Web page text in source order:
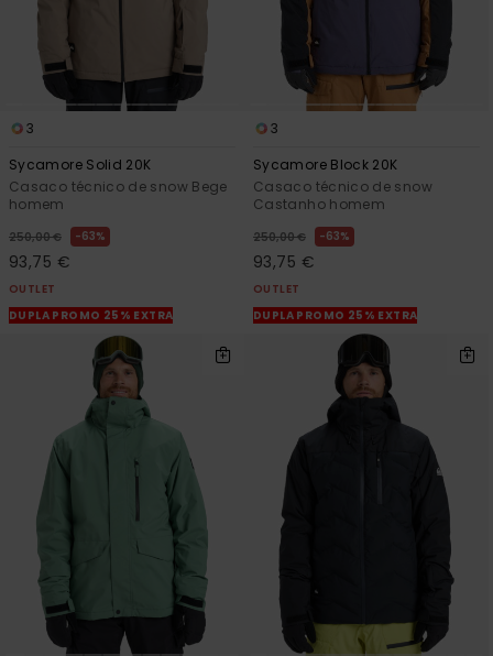
3
Sycamore Solid 20K
Casaco técnico de snow Bege
homem
250,00 € 63%
93,75 €
OUTLET
DUPLA PROMO 25% EXTRA
3
Sycamore Block 20K
Casaco técnico de snow
Castanho homem
250,00 € 63%
93,75 €
OUTLET
DUPLA PROMO 25% EXTRA